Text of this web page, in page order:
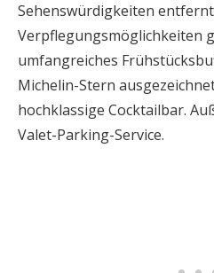
Sehenswürdigkeiten
Verpflegungsmöglichkeiten
umfangreiches
Michelin-Stern
hochklassige Cocktailbar.
Valet-Parking-Service.